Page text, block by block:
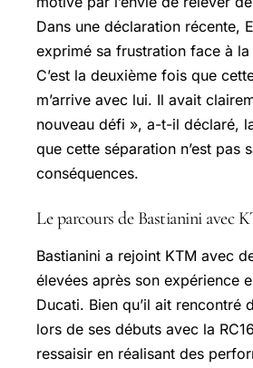
Dans une déclaration récente,
exprimé sa frustration face à
C’est la deuxième fois que
m’arrive avec lui. Il avait
nouveau défi », a-t-il déclaré,
que cette séparation n’est pas
conséquences.
Le parcours de Bastianini avec
Bastianini a rejoint KTM avec
élevées après son expérience
Ducati. Bien qu’il ait rencontré
lors de ses débuts avec la
ressaisir en réalisant des